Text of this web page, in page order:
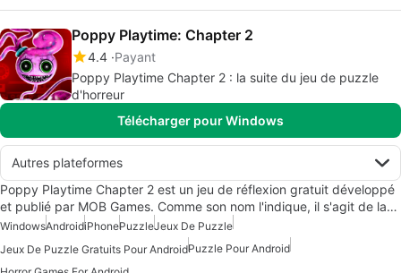
Poppy Playtime: Chapter 2
4.4 Payant
Poppy Playtime Chapter 2 : la suite du jeu de puzzle
d'horreur
Télécharger pour Windows
Autres plateformes
Poppy Playtime Chapter 2 est un jeu de réflexion gratuit développé
et publié par MOB Games. Comme son nom l'indique, il s'agit de la…
WindowsAndroidiPhonePuzzleJeux De Puzzle
Jeux De Puzzle Gratuits Pour AndroidPuzzle Pour Android